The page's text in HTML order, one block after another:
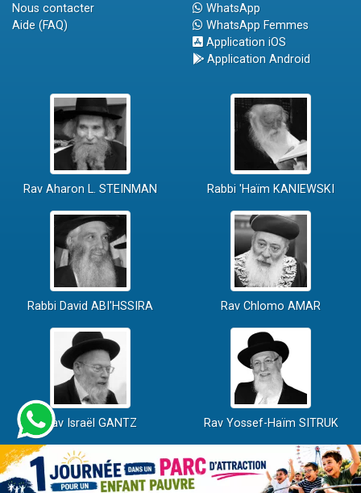
Nous contacter
Aide (FAQ)
WhatsApp
WhatsApp Femmes
Application iOS
Application Android
Rav Aharon L. STEINMAN Rabbi 'Haïm KANIEWSKI
Rabbi David ABI'HSSIRA Rav Chlomo AMAR
Rav Israël GANTZ Rav Yossef-Haïm SITRUK